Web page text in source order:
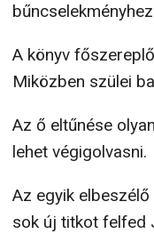
A könyv
Miközben szülei
Az ő eltűnése
lehet végigolvasni.
Az egyik
sok új titkot felfed